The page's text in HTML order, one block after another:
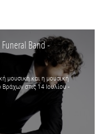
Band -
μουσική και η μουσική
στις 14 Ιουλίου -